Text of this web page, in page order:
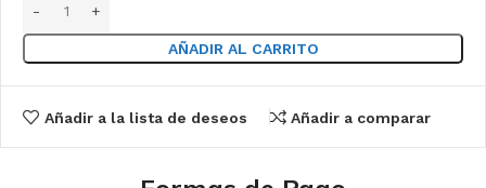
AÑADIR AL CARRITO
Añadir a la lista de deseos Añadir a comparar